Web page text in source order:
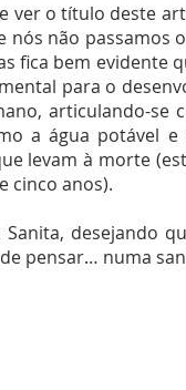
ver o título deste
nós não passamos
fica bem evidente
para o
articulando-
a água potável
levam à morte
cinco anos).
desejando
pensar… numa